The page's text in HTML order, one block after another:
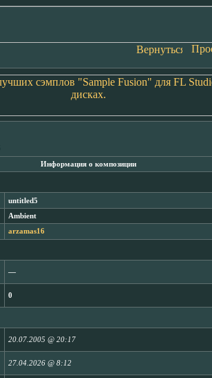
Информация о композиции
untitled5
Ambient
arzamas16
―
0
20.07.2005 @ 20:17
27.04.2026 @ 8:12